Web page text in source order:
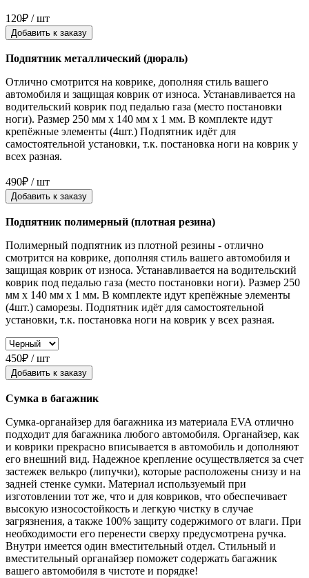
120₽ / шт
Добавить к заказу
Подпятник металлический (дюраль)
Отлично смотрится на коврике, дополняя стиль вашего
автомобиля и защищая коврик от износа. Устанавливается на
водительский коврик под педалью газа (место постановки
ноги). Размер 250 мм x 140 мм x 1 мм. В комплекте идут
крепёжные элементы (4шт.) Подпятник идёт для
самостоятельной установки, т.к. постановка ноги на коврик у
всех разная.
490₽ / шт
Добавить к заказу
Подпятник полимерный (плотная резина)
Полимерный подпятник из плотной резины - отлично
смотрится на коврике, дополняя стиль вашего автомобиля и
защищая коврик от износа. Устанавливается на водительский
коврик под педалью газа (место постановки ноги). Размер 250
мм x 140 мм x 1 мм. В комплекте идут крепёжные элементы
(4шт.) саморезы. Подпятник идёт для самостоятельной
установки, т.к. постановка ноги на коврик у всех разная.
450₽ / шт
Добавить к заказу
Сумка в багажник
Сумка-органайзер для багажника из материала EVA отлично
подходит для багажника любого автомобиля. Органайзер, как
и коврики прекрасно вписывается в автомобиль и дополняют
его внешний вид. Надежное крепление осуществляется за счет
застежек велькро (липучки), которые расположены снизу и на
задней стенке сумки. Материал используемый при
изготовлении тот же, что и для ковриков, что обеспечивает
высокую износостойкость и легкую чистку в случае
загрязнения, а также 100% защиту содержимого от влаги. При
необходимости его перенести сверху предусмотрена ручка.
Внутри имеется один вместительный отдел. Стильный и
вместительный органайзер поможет содержать багажник
вашего автомобиля в чистоте и порядке!